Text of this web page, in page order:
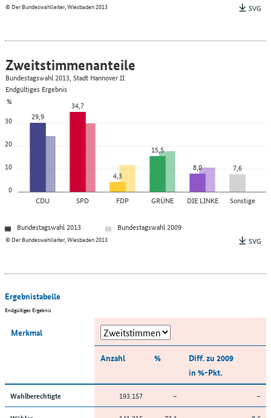
© Der Bundeswahlleiter, Wiesbaden 2013
SVG
0
10
20
30
%
CDU SPD FDP GRÜNE DIE LINKE Sonstige
29,9
34,7
4,3
15,5
8,0
7,6
© Der Bundeswahlleiter, Wiesbaden 2013
Zweitstimmenanteile
Bundestagswahl 2013, Stadt Hannover II
Endgültiges Ergebnis
Bundestagswahl 2013
Bundestagswahl 2009
SVG
Ergebnistabelle
Endgültiges Ergebnis
Merkmal
Anzahl %
Diff. zu 2009
in %-Pkt.
Wahlberechtigte 193.157 – –